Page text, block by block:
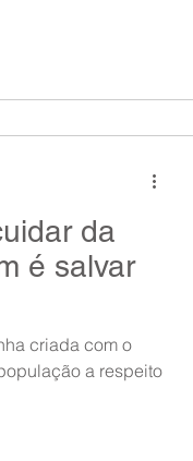
da
é salvar
criada com o
a respeito